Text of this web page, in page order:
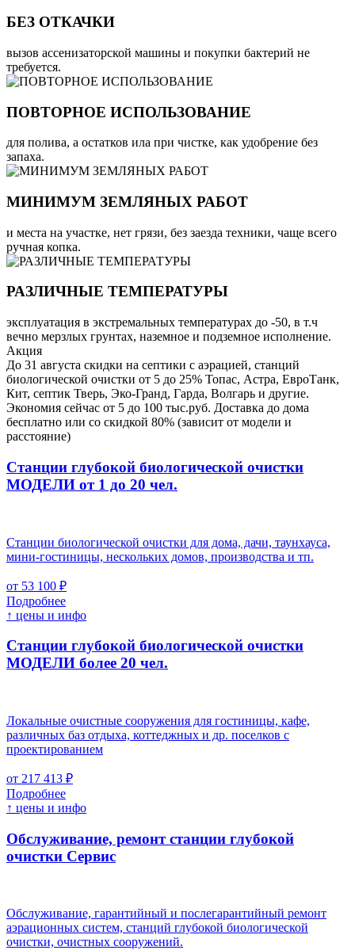
БЕЗ ОТКАЧКИ
вызов ассенизаторской машины и покупки бактерий не
требуется.
ПОВТОРНОЕ ИСПОЛЬЗОВАНИЕ
для полива, а остатков ила при чистке, как удобрение без
запаха.
МИНИМУМ ЗЕМЛЯНЫХ РАБОТ
и места на участке, нет грязи, без заезда техники, чаще всего
ручная копка.
РАЗЛИЧНЫЕ ТЕМПЕРАТУРЫ
эксплуатация в экстремальных температурах до -50, в т.ч
вечно мерзлых грунтах, наземное и подземное исполнение.
Акция
До 31 августа скидки на септики с аэрацией, станций
биологической очистки от 5 до 25% Топас, Астра, ЕвроТанк,
Кит, септик Тверь, Эко-Гранд, Гарда, Волгарь и другие.
Экономия сейчас от 5 до 100 тыс.руб. Доставка до дома
бесплатно или со скидкой 80% (зависит от модели и
расстояние)
Станции глубокой биологической очистки
МОДЕЛИ от 1 до 20 чел.
Станции биологической очистки для дома, дачи, таунхауса,
мини-гостиницы, нескольких домов, производства и тп.
от 53 100 ₽
Подробнее
↑ цены и инфо
Станции глубокой биологической очистки
МОДЕЛИ более 20 чел.
Локальные очистные сооружения для гостиницы, кафе,
различных баз отдыха, коттеджных и др. поселков с
проектированием
от 217 413 ₽
Подробнее
↑ цены и инфо
Обслуживание, ремонт станции глубокой
очистки Cервис
Обслуживание, гарантийный и послегарантийный ремонт
аэрационных систем, станций глубокой биологической
очистки, очистных сооружений.